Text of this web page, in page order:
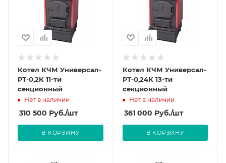
Котел КЧМ Универсал-
РТ-0,2К 11-ти
секционный
Нет в наличии
310 500 Руб./шт
В КОРЗИНУ
Котел КЧМ Универсал-
РТ-0,24К 13-ти
секционный
Нет в наличии
361 000 Руб./шт
В КОРЗИНУ